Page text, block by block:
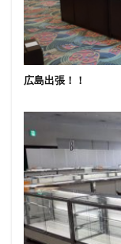
広島出張！！